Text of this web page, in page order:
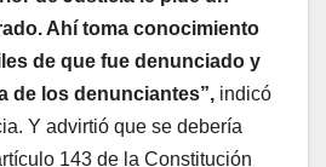
Ahí toma conocimiento
de que fue denunciado y
de los denunciantes”, indicó
Y advirtió que se debería
143 de la Constitución